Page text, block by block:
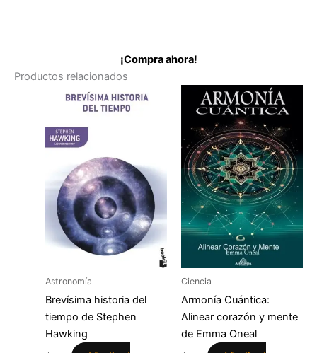
¡Compra ahora!
Productos relacionados
Astronomía
Brevísima historia del
tiempo de Stephen
Hawking
Ciencia
Armonía Cuántica:
Alinear corazón y mente
de Emma Oneal